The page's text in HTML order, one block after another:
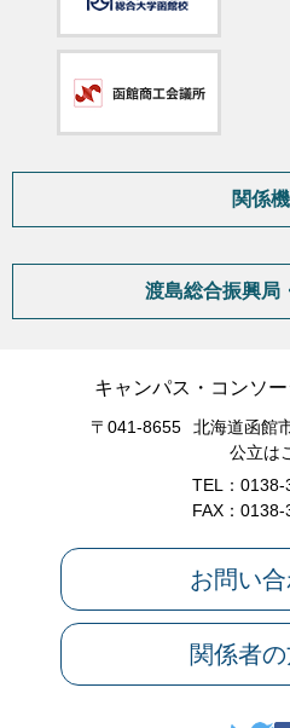
関係
渡島総合振興局
キャンパス・コンソ
〒041-8655
北海道函館
公立は
TEL：0138-
FAX：0138-
お問い
関係者